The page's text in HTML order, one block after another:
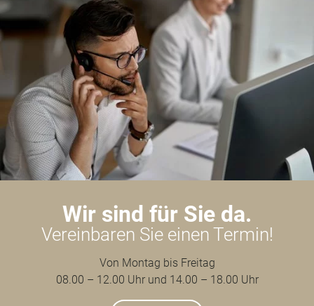
Wir sind für Sie da.
Vereinbaren Sie einen Termin!
Von Montag bis Freitag
08.00 – 12.00 Uhr und 14.00 – 18.00 Uhr